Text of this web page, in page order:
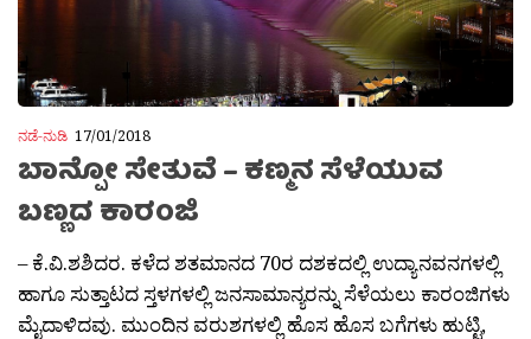
ನಡೆ-ನುಡಿ 17/01/2018
ಬಾನ್ಪೋ ಸೇತುವೆ – ಕಣ್ಮನ ಸೆಳೆಯುವ
ಬಣ್ಣದ ಕಾರಂಜಿ
– ಕೆ.ವಿ.ಶಶಿದರ. ಕಳೆದ ಶತಮಾನದ 70ರ ದಶಕದಲ್ಲಿ ಉದ್ಯಾನವನಗಳಲ್ಲಿ
ಹಾಗೂ ಸುತ್ತಾಟದ ಸ್ತಳಗಳಲ್ಲಿ ಜನಸಾಮಾನ್ಯರನ್ನು ಸೆಳೆಯಲು ಕಾರಂಜಿಗಳು
ಮೈದಾಳಿದವು. ಮುಂದಿನ ವರುಶಗಳಲ್ಲಿ ಹೊಸ ಹೊಸ ಬಗೆಗಳು ಹುಟ್ಟಿ,